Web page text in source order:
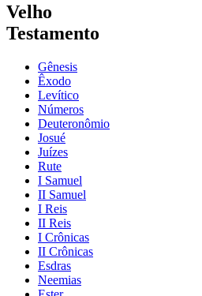
Velho
Testamento
Gênesis
Êxodo
Levítico
Números
Deuteronômio
Josué
Juízes
Rute
I Samuel
II Samuel
I Reis
II Reis
I Crônicas
II Crônicas
Esdras
Neemias